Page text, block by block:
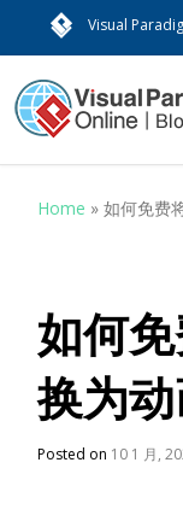
Visual
Home »如何免费
如何
换为
Posted on 10 1 月,